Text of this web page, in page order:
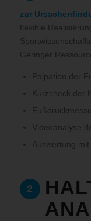
zur
flexible
Geringer
Palpation der
Kurzcheck der
Videoanalyse
Auswertung
2